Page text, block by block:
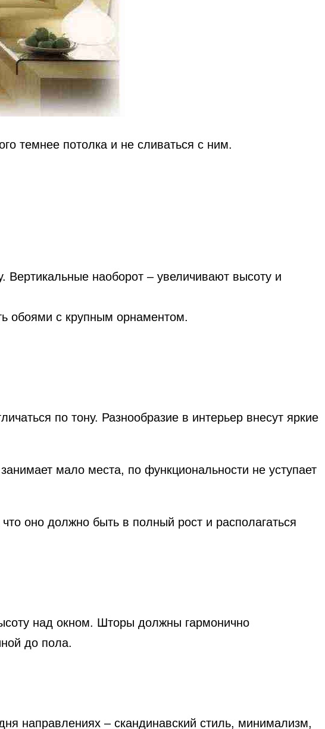
темнее потолка и не сливаться с ним.
наоборот – увеличивают высоту и
обоями с крупным орнаментом.
по тону. Разнообразие в интерьер внесут яркие
мало места, по функциональности не уступает
оно должно быть в полный рост и располагаться
над окном. Шторы должны гармонично
до пола.
направлениях – скандинавский стиль, минимализм,